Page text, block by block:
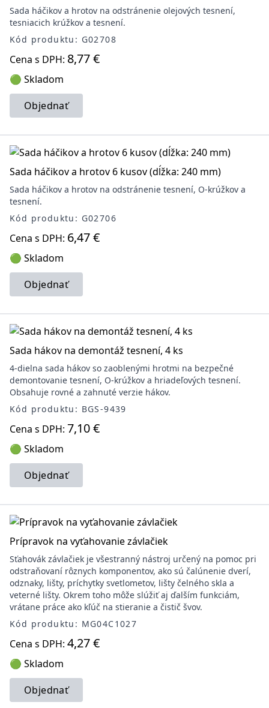
Sada háčikov a hrotov na odstránenie olejových tesnení,
tesniacich krúžkov a tesnení.
Kód produktu: G02708
Cena s DPH: 8,77 €
🟢 Skladom
Objednať
Sada háčikov a hrotov 6 kusov (dĺžka: 240 mm)
Sada háčikov a hrotov na odstránenie tesnení, O-krúžkov a
tesnení.
Kód produktu: G02706
Cena s DPH: 6,47 €
🟢 Skladom
Objednať
Sada hákov na demontáž tesnení, 4 ks
4-dielna sada hákov so zaoblenými hrotmi na bezpečné
demontovanie tesnení, O-krúžkov a hriadeľových tesnení.
Obsahuje rovné a zahnuté verzie hákov.
Kód produktu: BGS-9439
Cena s DPH: 7,10 €
🟢 Skladom
Objednať
Prípravok na vyťahovanie závlačiek
Sťahovák závlačiek je všestranný nástroj určený na pomoc pri
odstraňovaní rôznych komponentov, ako sú čalúnenie dverí,
odznaky, lišty, príchytky svetlometov, lišty čelného skla a
veterné lišty. Okrem toho môže slúžiť aj ďalším funkciám,
vrátane práce ako kľúč na stieranie a čistič švov.
Kód produktu: MG04C1027
Cena s DPH: 4,27 €
🟢 Skladom
Objednať